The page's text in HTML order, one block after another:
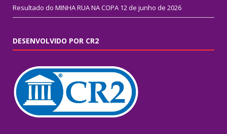
Resultado do MINHA RUA NA COPA 12 de junho de 2026
DESENVOLVIDO POR CR2